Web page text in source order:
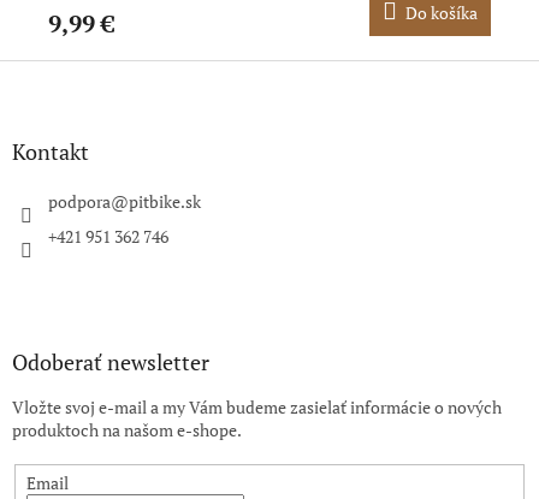
9,99 € Do košíka
Z
Kontakt
podpora@pitbike.sk
+421 951 362 746
Odoberať newsletter
Vložte svoj e-mail a my Vám budeme zasielať informácie o nových
produktoch na našom e-shope.
Email